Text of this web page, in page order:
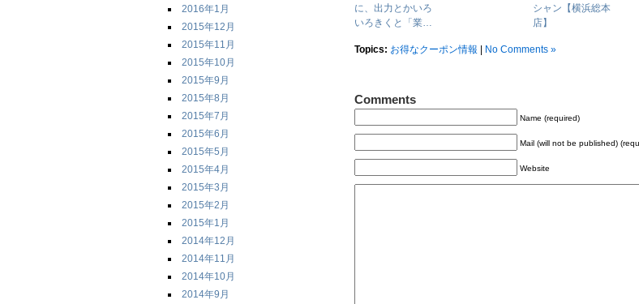
2016年1月
2015年12月
2015年11月
2015年10月
2015年9月
2015年8月
2015年7月
2015年6月
2015年5月
2015年4月
2015年3月
2015年2月
2015年1月
2014年12月
2014年11月
2014年10月
2014年9月
に、出力とかいろ
いろきくと「業…
シャン【横浜総本
店】
Topics: お得なクーポン情報 No Comments »
Comments
Name (required)
Mail (will not be published)
Website